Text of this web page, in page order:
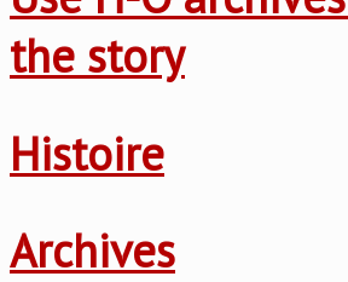
the story
Histoire
Archives